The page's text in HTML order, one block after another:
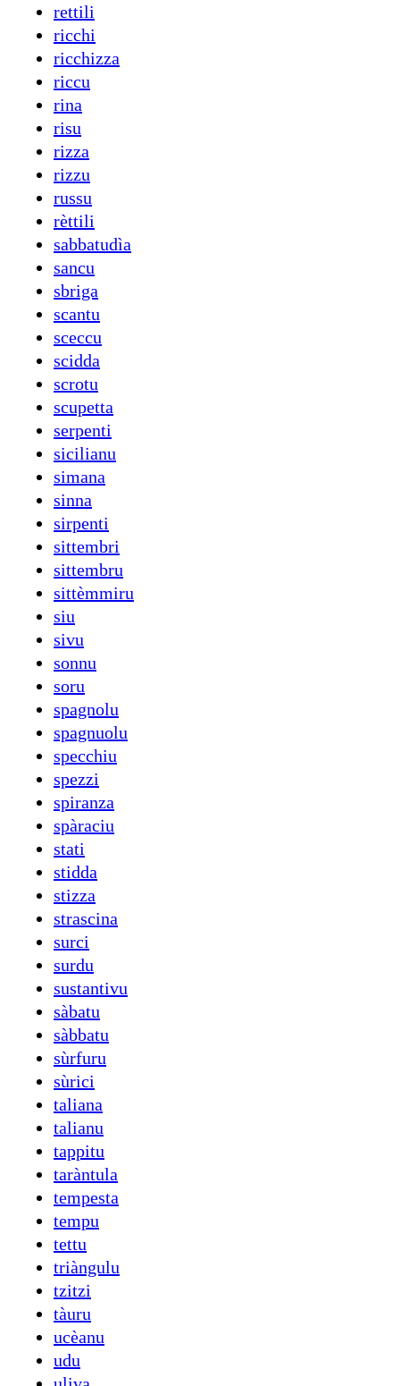
rettili
ricchi
ricchizza
riccu
rina
risu
rizza
rizzu
russu
rèttili
sabbatudìa
sancu
sbriga
scantu
sceccu
scidda
scrotu
scupetta
serpenti
sicilianu
simana
sinna
sirpenti
sittembri
sittembru
sittèmmiru
siu
sivu
sonnu
soru
spagnolu
spagnuolu
specchiu
spezzi
spiranza
spàraciu
stati
stidda
stizza
strascina
surci
surdu
sustantivu
sàbatu
sàbbatu
sùrfuru
sùrici
taliana
talianu
tappitu
taràntula
tempesta
tempu
tettu
triàngulu
tzitzi
tàuru
ucèanu
udu